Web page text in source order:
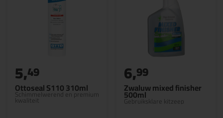
Ottoseal S110 310ml
Schimmelwerend en premium
kwaliteit
5,49
Zwaluw mixed finisher
500ml
Gebruiksklare kitzeep
6,99